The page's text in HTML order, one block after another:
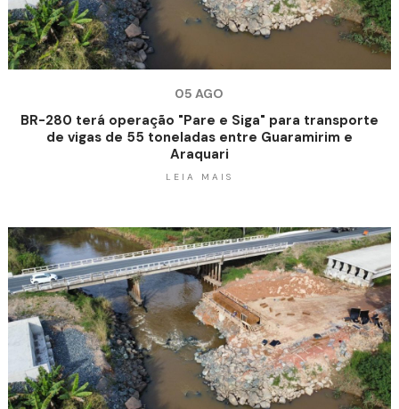
05 AGO
BR-280 terá operação "Pare e Siga" para transporte
de vigas de 55 toneladas entre Guaramirim e
Araquari
LEIA MAIS